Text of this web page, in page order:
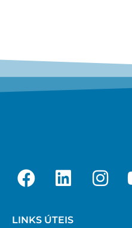
LINKS ÚTEIS